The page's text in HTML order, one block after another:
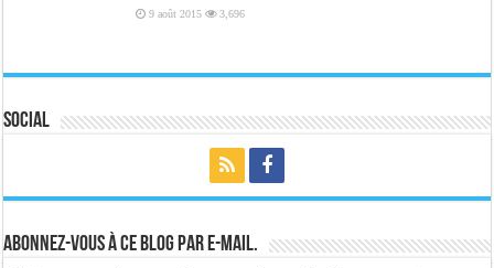
9 août 2015 3,696
Social
Abonnez-vous à ce blog par e-mail.